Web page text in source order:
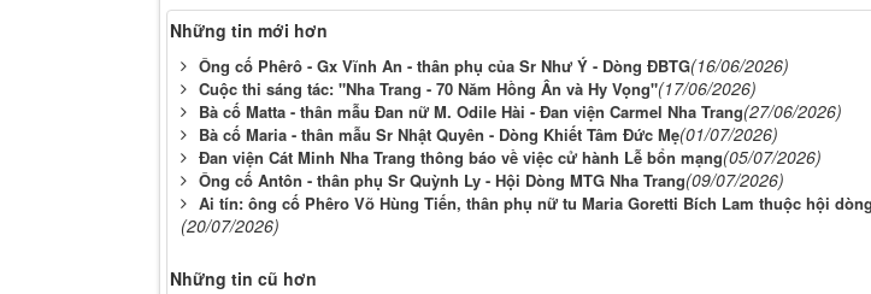
Những tin mới hơn
Ông cố Phêrô - Gx Vĩnh An - thân phụ của Sr Như Ý - Dòng ĐBTG(16/06/2026)
Cuộc thi sáng tác: "Nha Trang - 70 Năm Hồng Ân và Hy Vọng"(17/06/2026)
Bà cố Matta - thân mẫu Đan nữ M. Odile Hài - Đan viện Carmel Nha Trang(27/06/2026)
Bà cố Maria - thân mẫu Sr Nhật Quyên - Dòng Khiết Tâm Đức Mẹ(01/07/2026)
Đan viện Cát Minh Nha Trang thông báo về việc cử hành Lễ bổn mạng(05/07/2026)
Ông cố Antôn - thân phụ Sr Quỳnh Ly - Hội Dòng MTG Nha Trang(09/07/2026)
Ai tín: ông cố Phêro Võ Hùng Tiến, thân phụ nữ tu Maria Goretti Bích Lam thuộc hội
(20/07/2026)
Những tin cũ hơn